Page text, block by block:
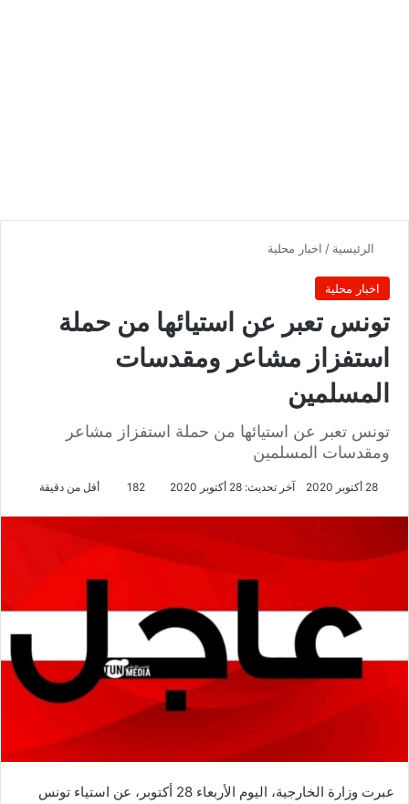
الرئيسية / اخبار محلية
اخبار محلية
تونس تعبر عن استيائها من حملة
استفزاز مشاعر ومقدسات
المسلمين
تونس تعبر عن استيائها من حملة استفزاز مشاعر
ومقدسات المسلمين
28 أكتوبر 2020 آخر تحديث: 28 أكتوبر 2020 182 أقل من دقيقة
عبرت وزارة الخارجية، اليوم الأربعاء 28 أكتوبر، عن استياء تونس